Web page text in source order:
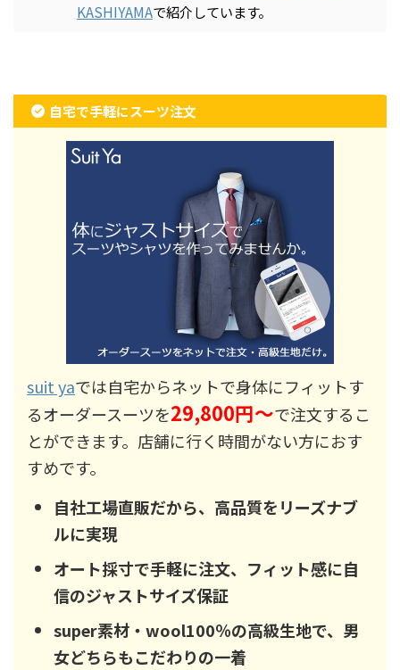
KASHIYAMAで紹介しています。
自宅で手軽にスーツ注文
suit yaでは自宅からネットで身体にフィットす
るオーダースーツを29,800円～で注文するこ
とができます。店舗に行く時間がない方におす
すめです。
自社工場直販だから、高品質をリーズナブ
ルに実現
オート採寸で手軽に注文、フィット感に自
信のジャストサイズ保証
super素材・wool100％の高級生地で、男
女どちらもこだわりの一着